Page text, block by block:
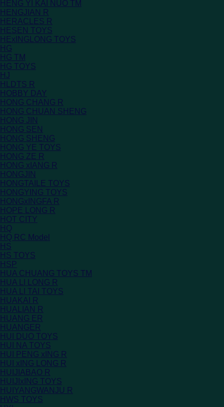
HENG YI KAI NUO TM
HENGJIAN R
HERACLES R
HESEN TOYS
HExINGLONG TOYS
HG
HG TM
HG TOYS
HJ
HLDTS R
HOBBY DAY
HONG CHANG R
HONG CHUAN SHENG
HONG JIN
HONG SEN
HONG SHENG
HONG YE TOYS
HONG ZE R
HONG xIANG R
HONGJIN
HONGTAILE TOYS
HONGYING TOYS
HONGxINGFA R
HOPE LONG R
HOT CITY
HQ
HQ RC Model
HS
HS TOYS
HSP
HUA CHUANG TOYS TM
HUA LI LONG R
HUA LI TAI TOYS
HUAKAI R
HUALIAN R
HUANG ER
HUANGER
HUI DUO TOYS
HUI NA TOYS
HUI PENG xING R
HUI xING LONG R
HUIJIABAO R
HUIJIxING TOYS
HUIYANGWANJU R
HWS TOYS